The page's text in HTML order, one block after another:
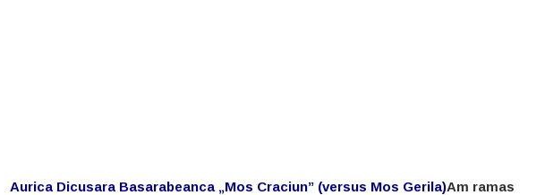
Aurica Dicusara Basarabeanca „Mos Craciun” (versus Mos Gerila)Am ramas